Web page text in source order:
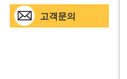
고객문의